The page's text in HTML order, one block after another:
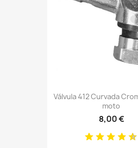
Válvula 412 Curvada
moto
8,00 €